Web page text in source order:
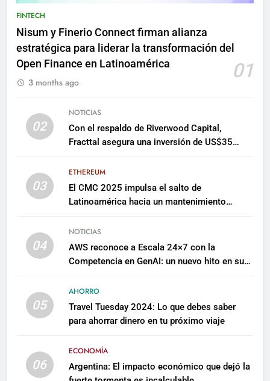
FINTECH
Nisum y Finerio Connect firman alianza
estratégica para liderar la transformación del
Open Finance en Latinoamérica
01
3 months ago
02
NOTICIAS
Con el respaldo de Riverwood Capital,
Fracttal asegura una inversión de US$35
03
ETHEREUM
El CMC 2025 impulsa el salto de
Latinoamérica hacia un mantenimiento
04
NOTICIAS
AWS reconoce a Escala 24×7 con la
Competencia en GenAI: un nuevo hito en su
05
AHORRO
Travel Tuesday 2024: Lo que debes saber
para ahorrar dinero en tu próximo viaje
06
ECONOMÍA
Argentina: El impacto económico que dejó la